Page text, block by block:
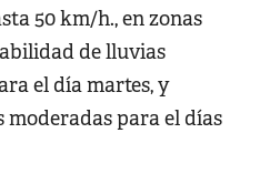
50 km/h., en zonas
de lluvias
el día martes, y
para el días